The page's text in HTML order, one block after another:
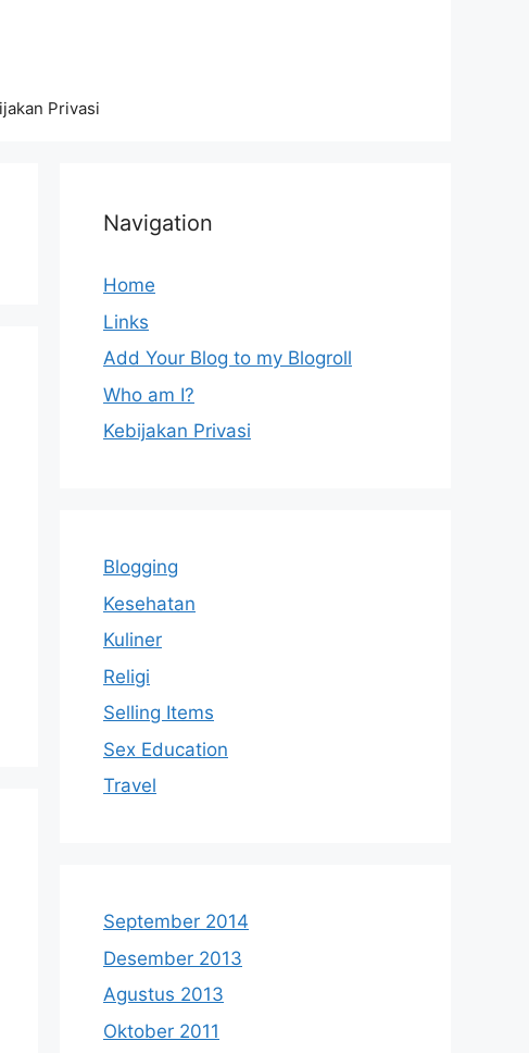
Privasi
Navigation
Home
Links
Add Your Blog to my Blogroll
Who am I?
Kebijakan Privasi
Blogging
Kesehatan
Kuliner
Religi
Selling Items
Sex Education
Travel
September 2014
Desember 2013
Agustus 2013
Oktober 2011